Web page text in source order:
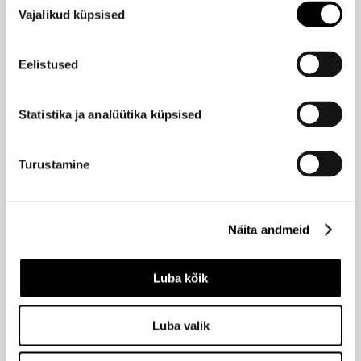
valik
Vajalikud küpsised
Eelistused
Statistika ja analüütika küpsised
Turustamine
Näita andmeid
Luba kõik
Luba valik
Hind
Ilus
JOIK ORGANIC
Intiimpesuvaht 150ml
9,90 € -20%